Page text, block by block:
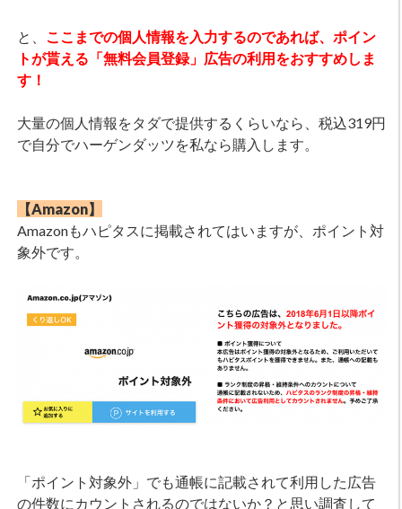
と、 ここまでの個人情報を入力するのであれば、ポイン
トが貰える「無料会員登録」広告の利用をおすすめしま
す！
大量の個人情報をタダで提供するくらいなら、税込319円
で自分でハーゲンダッツを私なら購入します。
【Amazon】
Amazonもハピタスに掲載されてはいますが、ポイント対
象外です。
「ポイント対象外」でも通帳に記載されて利用した広告
の件数にカウントされるのではないか？と思い調査して